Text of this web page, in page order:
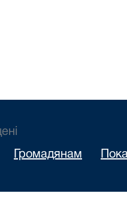
Громадянам